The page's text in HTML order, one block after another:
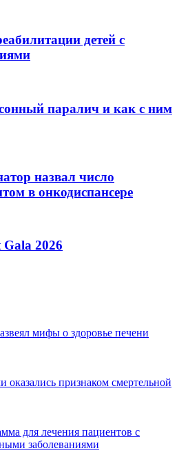
детей с
паралич и как с ним
назвал число
в онкодиспансере
2026
мифы о здоровье печени
оказались признаком смертельной
для лечения пациентов с
заболеваниями